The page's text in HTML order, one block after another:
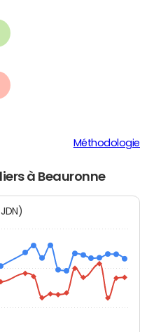
Méthodologie
à Beauronne
JDN)